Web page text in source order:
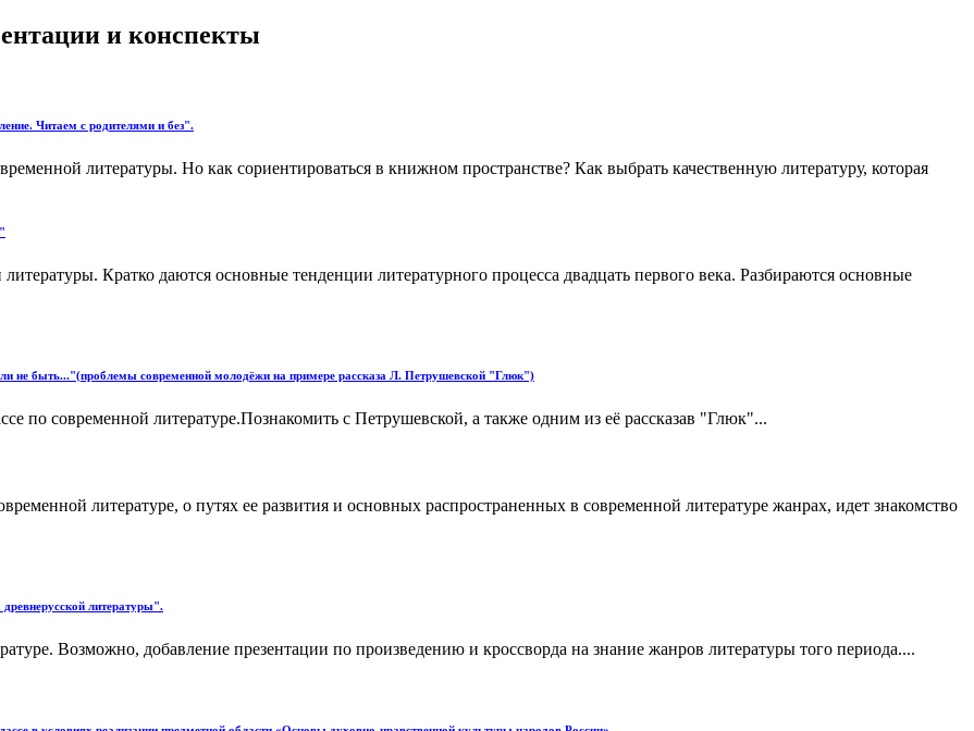
и конспекты
Читаем с родителями и без".
литературы. Но как сориентироваться в книжном пространстве? Как выбрать качественную литературу, которая
Кратко даются основные тенденции литературного процесса двадцать первого века. Разбираются основные
не быть..."(проблемы современной молодёжи на примере рассказа Л. Петрушевской "Глюк")
по современной литературе.Познакомить с Петрушевской, а также одним из её рассказав "Глюк"...
литературе, о путях ее развития и основных распространенных в современной литературе жанрах, идет знакомство
литературы".
Возможно, добавление презентации по произведению и кроссворда на знание жанров литературы того периода....